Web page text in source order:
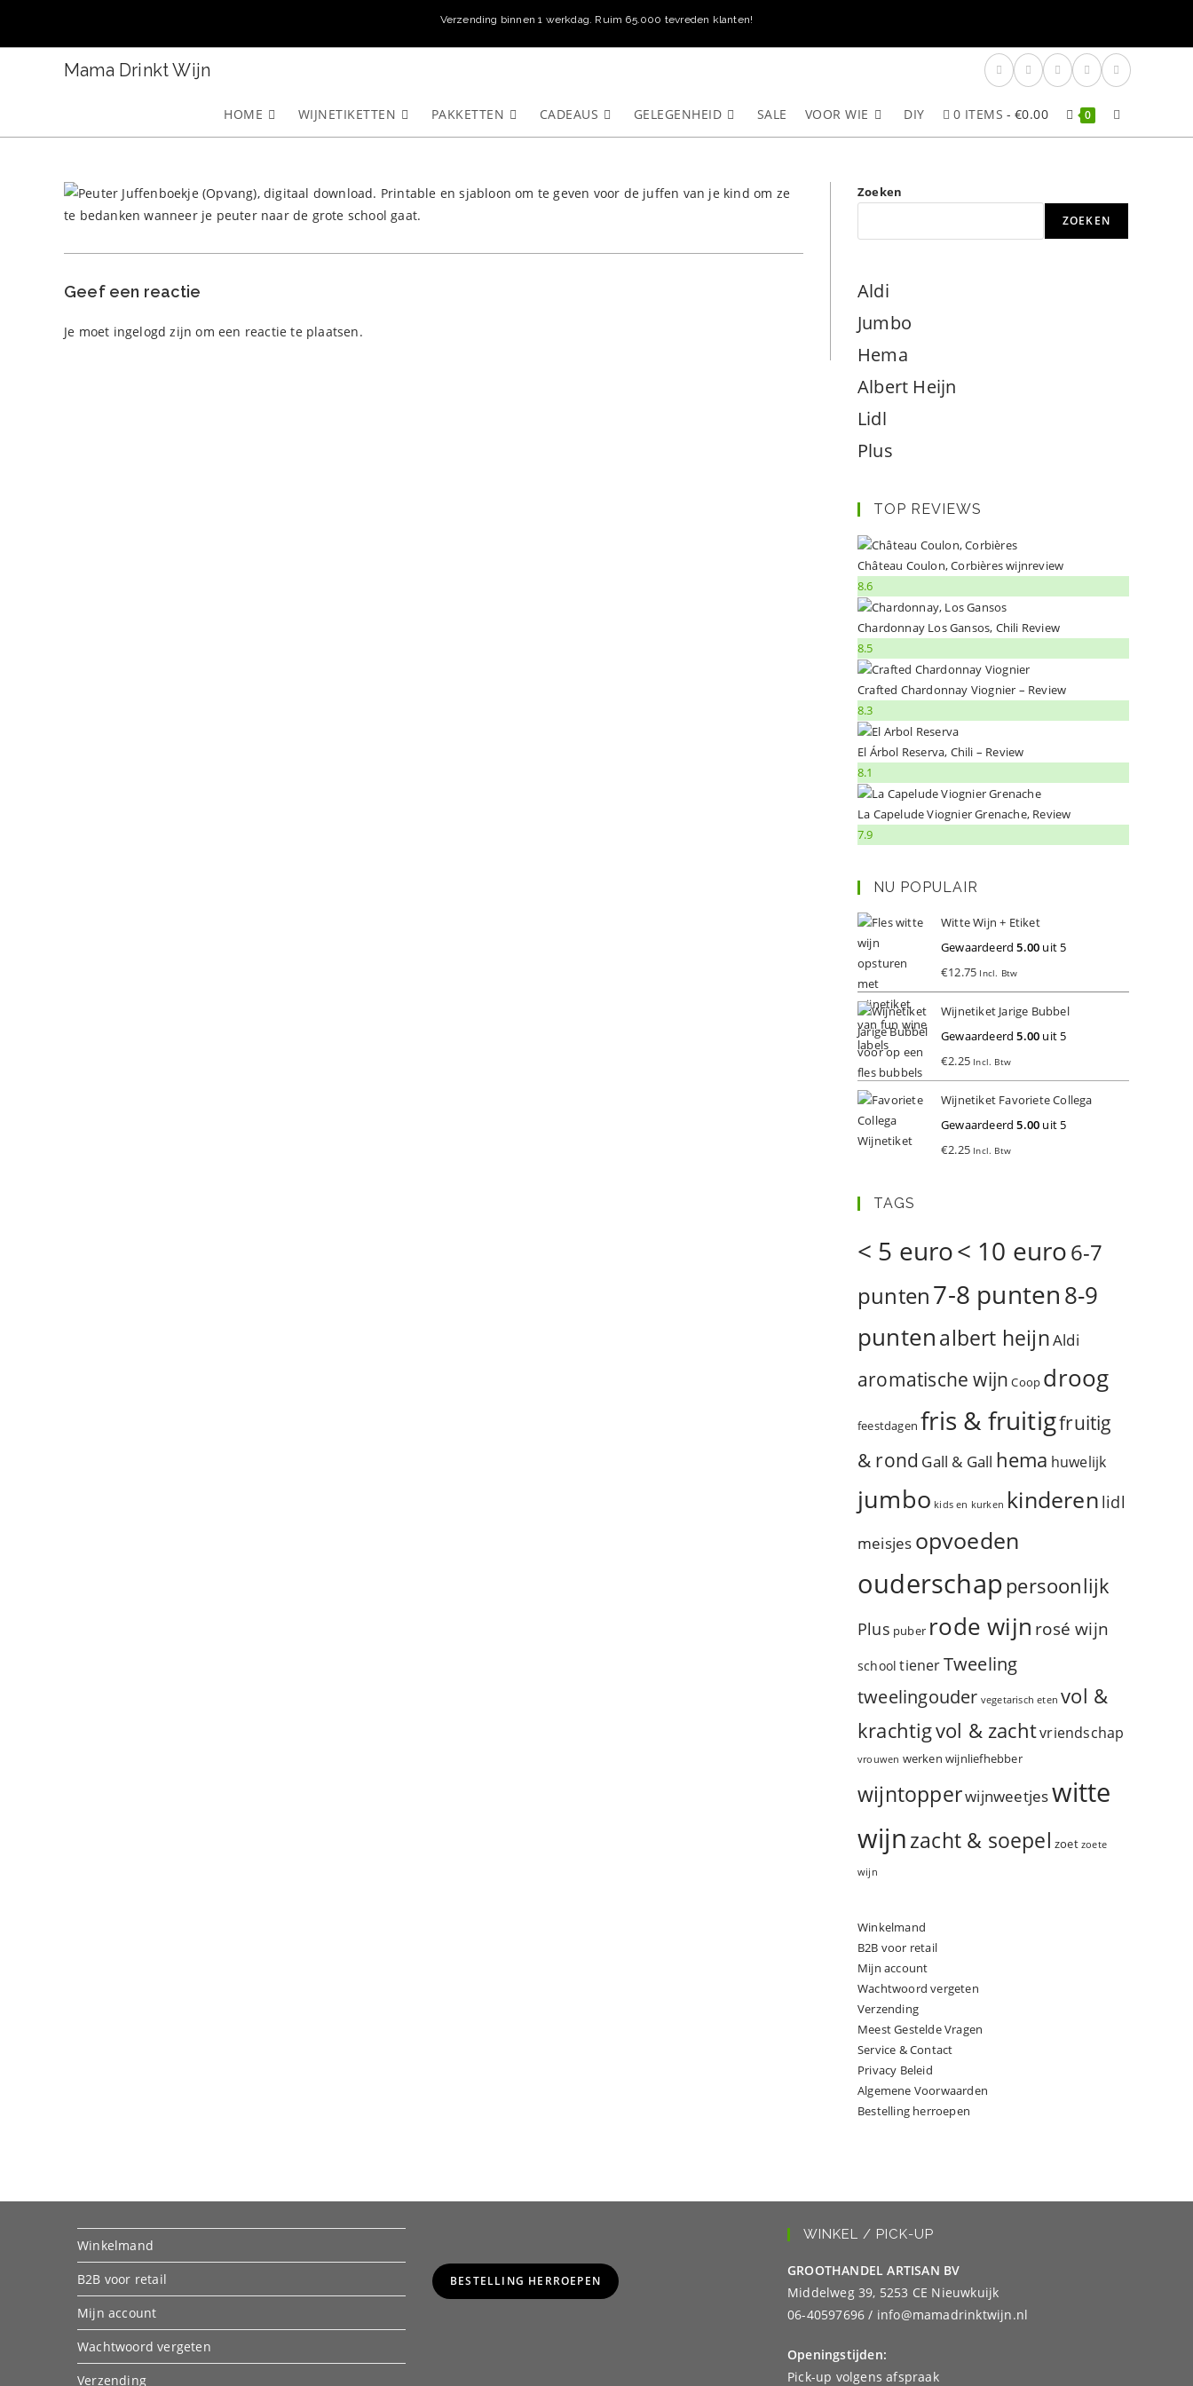
Verzending binnen 1 werkdag. Ruim 65.000 tevreden klanten!
Mama Drinkt Wijn
HOME WIJNETIKETTEN PAKKETTEN CADEAUS GELEGENHEID SALE VOOR WIE DIY 0 ITEMS €0.00 0 TOGGLE
ZOEKEN
Geef een reactie
Je moet ingelogd zijn om een reactie te plaatsen.
Zoeken
ZOEKEN
Aldi
Jumbo
Hema
Albert Heijn
Lidl
Plus
TOP REVIEWS
Château Coulon, Corbières wijnreview
8.6
Chardonnay Los Gansos, Chili Review
8.5
Crafted Chardonnay Viognier – Review
8.3
El Árbol Reserva, Chili – Review
8.1
La Capelude Viognier Grenache, Review
7.9
NU POPULAIR
Witte Wijn + Etiket
Gewaardeerd5.00 uit 5
€12.75 Incl. Btw
Wijnetiket Jarige Bubbel
Gewaardeerd5.00 uit 5
€2.25 Incl. Btw
Wijnetiket Favoriete Collega
Gewaardeerd5.00 uit 5
€2.25 Incl. Btw
TAGS
< 5 euro< 10 euro6-7
punten7-8 punten8-9
puntenalbert heijnAldi
aromatische wijn Coop droog
feestdagen fris & fruitigfruitig
& rond Gall & Gall hema huwelijk
jumbo kids en kurken kinderen lidl
meisjes opvoeden
ouderschappersoonlijk
Plus puber rode wijn rosé wijn
school tienerTweeling
tweelingouder vegetarisch eten vol &
krachtigvol & zachtvriendschap
vrouwen werken wijnliefhebber
wijntopperwijnweetjeswitte
wijnzacht & soepel zoet zoete
wijn
Winkelmand
B2B voor retail
Mijn account
Wachtwoord vergeten
Verzending
Meest Gestelde Vragen
Service & Contact
Privacy Beleid
Algemene Voorwaarden
Bestelling herroepen
Winkelmand
B2B voor retail
Mijn account
Wachtwoord vergeten
Verzending
BESTELLING HERROEPEN
WINKEL / PICK-UP
GROOTHANDEL ARTISAN BV
Middelweg 39, 5253 CE Nieuwkuijk
06-40597696 / info@mamadrinktwijn.nl
Openingstijden:
Pick-up volgens afspraak